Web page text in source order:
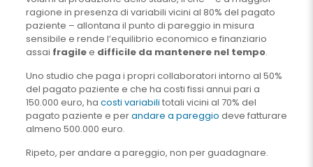
ragione in presenza di variabili vicini al 80% del pagato
paziente – allontana il punto di pareggio in misura
sensibile e rende l’equilibrio economico e finanziario
assai fragilee difficile da mantenere nel tempo.
Uno studio che paga i propri collaboratori intorno al 50%
del pagato paziente e che ha costi fissi annui pari a
150.000 euro, ha costi variabili totali vicini al 70% del
pagato paziente e perandare a pareggio deve fatturare
almeno 500.000 euro.
Ripeto, per andare a pareggio, non per guadagnare.